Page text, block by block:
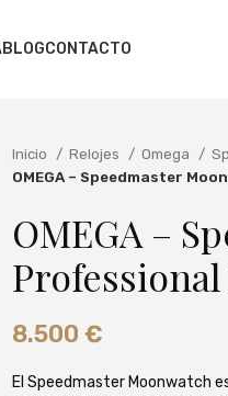
BLOGCONTACTO
Inicio
Relojes Omega
OMEGA – Speedmaster
OMEGA –
8.500 €
El Speedmaster Moonwatch